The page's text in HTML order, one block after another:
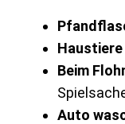
Beim
Auto